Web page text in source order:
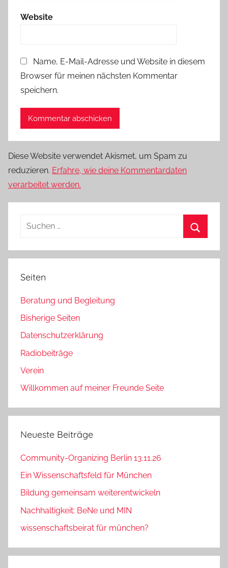
Website
Name, E-Mail-Adresse und Website in diesem
Browser für meinen nächsten Kommentar
speichern.
Diese Website verwendet Akismet, um Spam zu
reduzieren. Erfahre, wie deine Kommentardaten
verarbeitet werden.
Suchen
Seiten
Beratung und Begleitung
Bisherige Seiten
Datenschutzerklärung
Radiobeiträge
Verein
Willkommen auf meiner Freunde Seite
Neueste Beiträge
Community-Organizing Berlin 13.11.26
Ein Wissenschaftsfeld für München
Bildung gemeinsam weiterentwickeln
Nachhaltigkeit: BeNe und MIN
wissenschaftsbeirat für münchen?